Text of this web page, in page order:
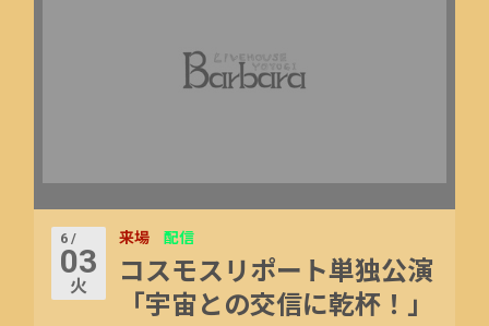
6 /
03
火
来場 配信
コスモスリポート単独公演
「宇宙との交信に乾杯！」